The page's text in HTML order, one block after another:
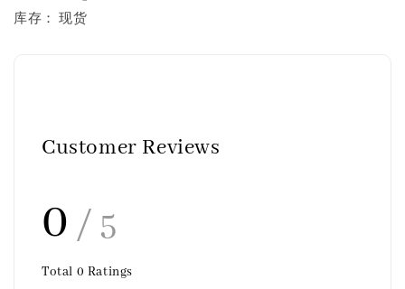
库存： 现货
Customer Reviews
0 / 5
Total 0 Ratings